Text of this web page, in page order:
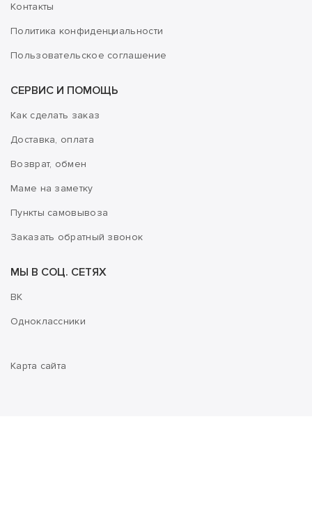
Контакты
Политика конфиденциальности
Пользовательское соглашение
СЕРВИС И ПОМОЩЬ
Как сделать заказ
Доставка, оплата
Возврат, обмен
Маме на заметку
Пункты самовывоза
Заказать обратный звонок
МЫ В СОЦ. СЕТЯХ
ВК
Одноклассники
Карта сайта